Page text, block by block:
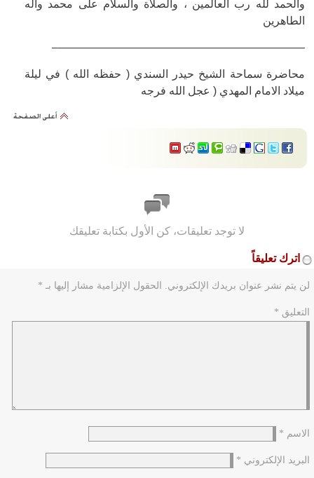
والحمد لله رب العالمين ، والصلاة والسلام على محمد واله
الطاهرين
——————————————————————–
محاضرة سماحة الشيخ حيدر السندي ( حفظه الله ) في ليلة
ميلاد الامام المهدي ( عجل الله فرجه
لا توجد تعليقات، كن الأول بكتابة تعليقك
اترك تعليقاً
لن يتم نشر عنوان بريدك الإلكتروني. الحقول الإلزامية مشار إليها بـ *
التعليق *
الاسم *
البريد الإلكتروني *